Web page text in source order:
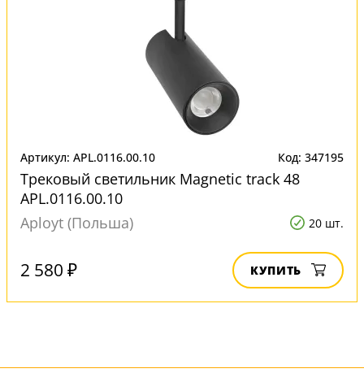
Артикул: APL.0116.00.10 Код: 347195
Трековый светильник Magnetic track 48
APL.0116.00.10
Aployt (Польша)
20 шт.
2 580 ₽ КУПИТЬ